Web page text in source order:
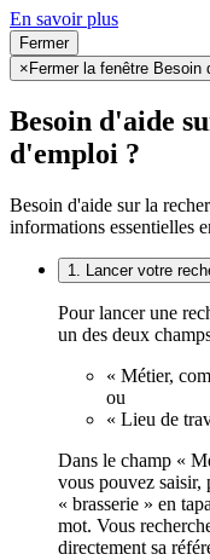
En savoir plus
Fermer
× Fermer la fenêtre Besoin
Besoin d'aide
d'emploi ?
Besoin d'aide sur la
informations essentielles
1. Lancer votre
Pour lancer une
un des deux
« Métier,
ou
« Lieu de
Dans le champ «
vous pouvez saisir,
« brasserie » en
mot. Vous
directement sa